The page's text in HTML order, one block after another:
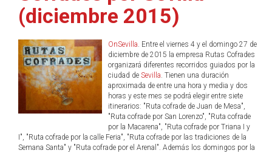
(diciembre 2015)
OnSevilla. Entre el viernes 4 y el domingo 27 de
diciembre de 2015 la empresa Rutas Cofrades
organizará diferentes recorridos guiados por la
ciudad de Sevilla. Tienen una duración
aproximada de entre una hora y media y dos
horas y este mes se podrá elegir entre siete
itinerarios: "Ruta cofrade de Juan de Mesa",
"Ruta cofrade por San Lorenzo", "Ruta cofrade
por la Macarena", "Ruta cofrade por Triana I y
I", "Ruta cofrade por la calle Feria", "Ruta cofrade por las tradiciones de la
Semana Santa" y "Ruta cofrade por el Arenal". Además los domingos por la